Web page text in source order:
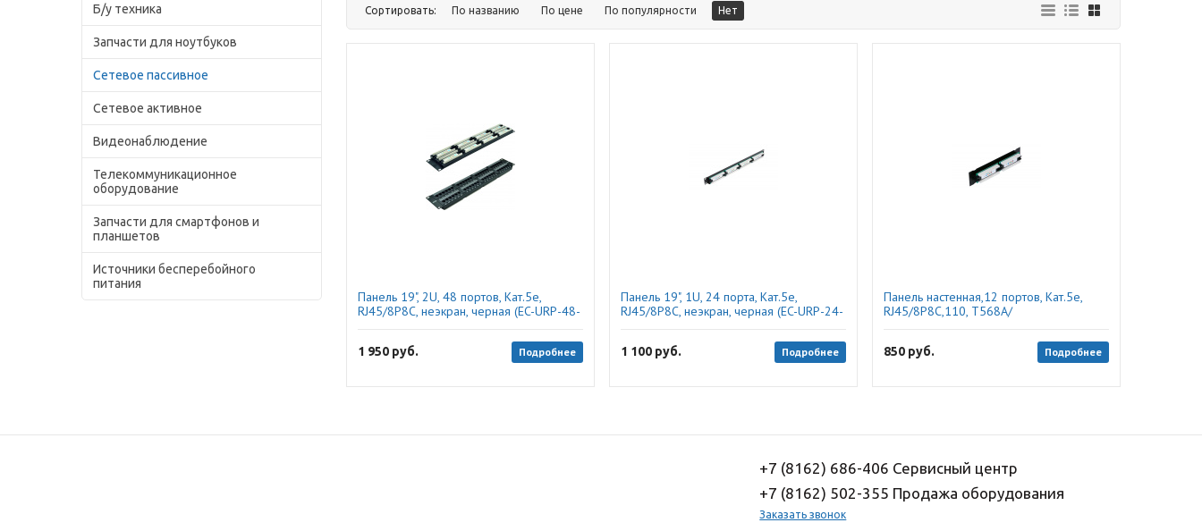
Б/у техника
Запчасти для ноутбуков
Сетевое пассивное
Сетевое активное
Видеонаблюдение
Телекоммуникационное
оборудование
Запчасти для смартфонов и
планшетов
Источники бесперебойного
питания
Сортировать: По названию По цене По популярности Нет
Панель 19", 2U, 48 портов, Кат.5e,
RJ45/8P8C, неэкран, черная (EC-URP-48-
1 950 руб. Подробнее
Панель 19", 1U, 24 порта, Кат.5e,
RJ45/8P8C, неэкран, черная (EC-URP-24-
1 100 руб. Подробнее
Панель настенная,12 портов, Кат.5e,
RJ45/8P8C,110, Т568А/
850 руб. Подробнее
+7 (8162) 686-406 Сервисный центр
+7 (8162) 502-355 Продажа оборудования
Заказать звонок